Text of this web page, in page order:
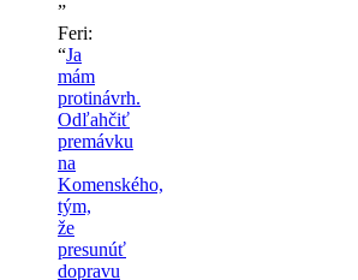
”
Feri:
“Ja
mám
protinávrh.
Odľahčiť
premávku
na
Komenského,
tým,
že
presunúť
dopravu